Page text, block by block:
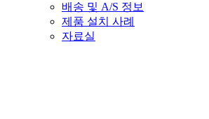
배송 및 A/S 정보
제품 설치 사례
자료실